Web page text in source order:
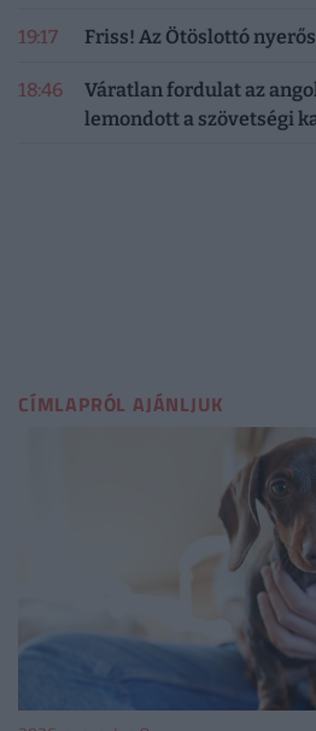
19:17 Friss! Az Ötöslottó
18:46
Váratlan fordulat az
lemondott a szövetségi
CÍMLAPRÓL AJÁNLJUK